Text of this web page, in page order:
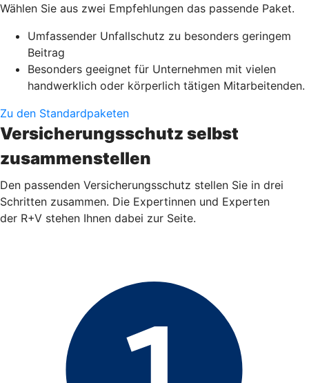
Wählen Sie aus zwei Empfehlungen das passende Paket.
Umfassender Unfallschutz zu besonders geringem
Beitrag
Besonders geeignet für Unternehmen mit vielen
handwerklich oder körperlich tätigen Mitarbeitenden.
Zu den Standardpaketen
Versicherungsschutz selbst
zusammenstellen
Den passenden Versicherungsschutz stellen Sie in drei
Schritten zusammen. Die Expertinnen und Experten
der R+V stehen Ihnen dabei zur Seite.